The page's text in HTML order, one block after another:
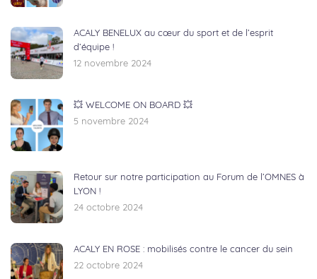
ACALY BENELUX au cœur du sport et de l’esprit
d’équipe !
12 novembre 2024
💥 WELCOME ON BOARD 💥
5 novembre 2024
Retour sur notre participation au Forum de l’OMNES à
LYON !
24 octobre 2024
ACALY EN ROSE : mobilisés contre le cancer du sein
22 octobre 2024